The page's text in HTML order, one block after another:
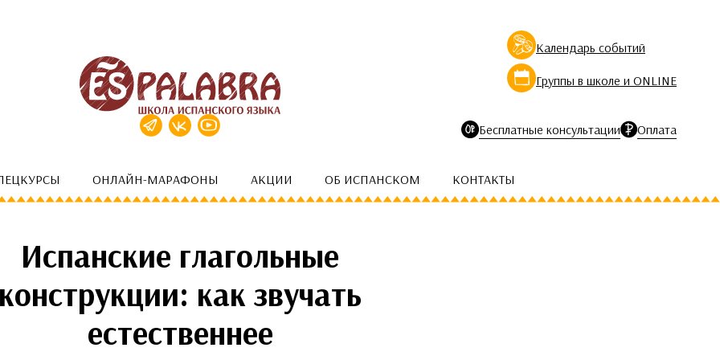
Бесплатные консультации Оплата
Календарь событий
Группы в школе и ONLINE
ОНЛАЙН-МАРАФОНЫ АКЦИИ ОБ ИСПАНСКОМ КОНТАКТЫ
Испанские глагольные
конструкции: как звучать
естественнее